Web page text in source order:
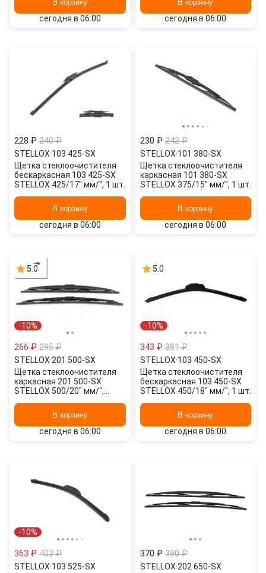
В корзину
сегодня в 06:00
В корзину
сегодня в 06:00
228 ₽ 240 ₽
STELLOX·103 425-SX
Щетка стеклоочистителя
бескаркасная 103 425-SX
STELLOX 425/17" мм/", 1 шт.
В корзину
сегодня в 06:00
230 ₽ 242 ₽
STELLOX·101 380-SX
Щетка стеклоочистителя
каркасная 101 380-SX
STELLOX 375/15" мм/", 1 шт.
В корзину
сегодня в 06:00
5.0
-10%
266 ₽ 295 ₽
STELLOX·201 500-SX
Щетка стеклоочистителя
каркасная 201 500-SX
STELLOX 500/20" мм/",
В корзину
сегодня в 06:00
5.0
-10%
343 ₽ 381 ₽
STELLOX·103 450-SX
Щетка стеклоочистителя
бескаркасная 103 450-SX
STELLOX 450/18" мм/", 1 шт.
В корзину
сегодня в 06:00
-10%
363 ₽ 403 ₽
STELLOX·103 525-SX
370 ₽ 390 ₽
STELLOX·202 650-SX